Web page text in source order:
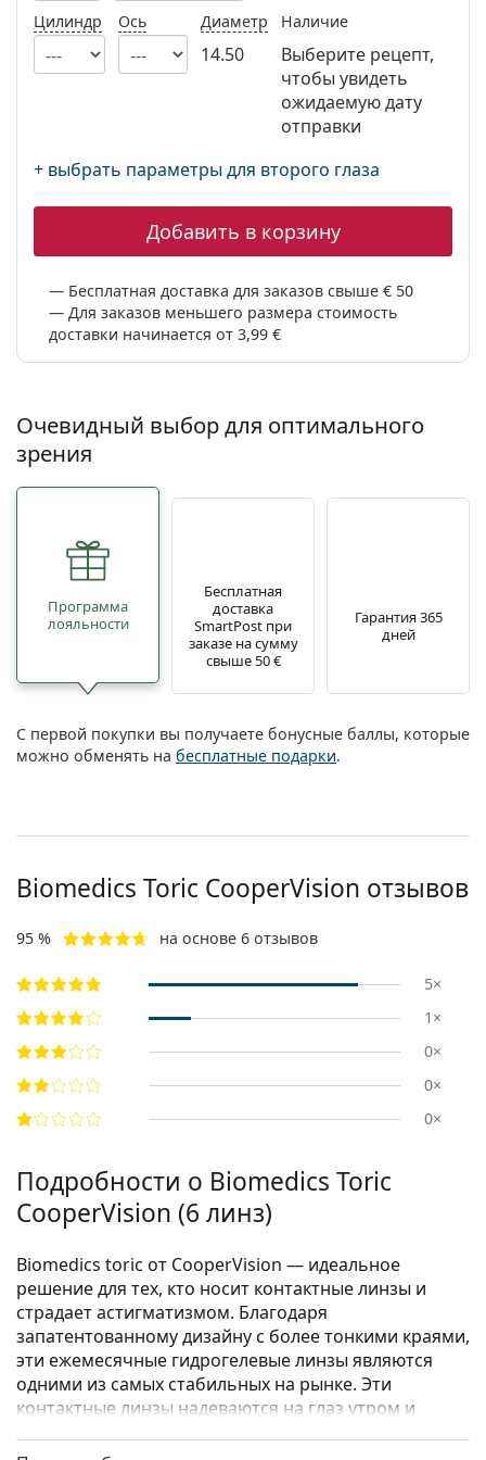
Persol
Prada
Цилиндр Ось Диаметр
14.50
Наличие
Выберите рецепт,
чтобы увидеть
ожидаемую дату
отправки
+ выбрать параметры для второго глаза
Добавить в корзину
Бесплатная доставка для заказов свыше € 50
Для заказов меньшего размера стоимость
доставки начинается от 3,99 €
Очевидный выбор для оптимального
зрения
Программа
лояльности
Бесплатная
доставка
SmartPost при
заказе на сумму
свыше 50 €
Гарантия 365
дней
С первой покупки вы получаете бонусные баллы, которые
можно обменять на бесплатные подарки.
Biomedics Toric CooperVision отзывов
95 % на основе 6 отзывов
5×
1×
0×
0×
0×
Подробности о Biomedics Toric
CooperVision (6 линз)
Biomedics toric от CooperVision — идеальное
решение для тех, кто носит контактные линзы и
страдает астигматизмом. Благодаря
запатентованному дизайну с более тонкими краями,
эти ежемесячные гидрогелевые линзы являются
одними из самых стабильных на рынке. Эти
контактные линзы надеваются на глаз утром и